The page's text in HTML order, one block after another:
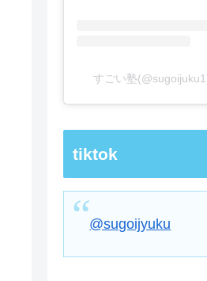
すごい塾
tiktok
@sugoijyuku